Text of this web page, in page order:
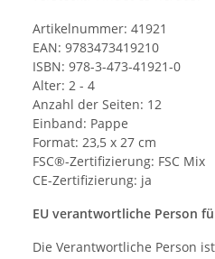
Artikelnummer: 41921
EAN: 9783473419210
ISBN: 978-3-473-41921-0
Alter: 2 - 4
Anzahl der Seiten: 12
Einband: Pappe
Format: 23,5 x 27 cm
FSC®-Zertifizierung: FSC Mix
CE-Zertifizierung: ja
EU verantwortliche Person
Die Verantwortliche Person